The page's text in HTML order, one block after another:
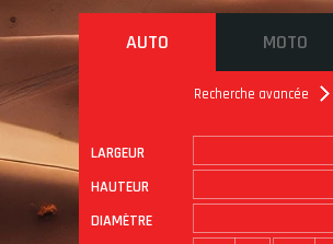
AUTO MOTO
Recherche avancée
LARGEUR
HAUTEUR
DIAMÈTRE